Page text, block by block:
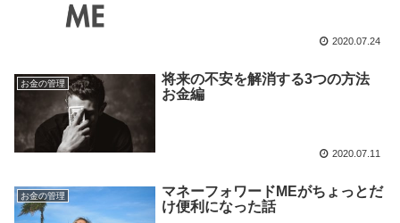
2020.07.24
お金の管理
将来の不安を解消する3つの方法
お金編
2020.07.11
お金の管理
マネーフォワードMEがちょっとだ
け便利になった話